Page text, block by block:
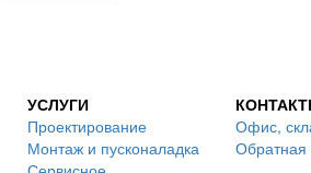
УСЛУГИ
Проектирование
Монтаж и пусконаладка
Офис,
Обратная